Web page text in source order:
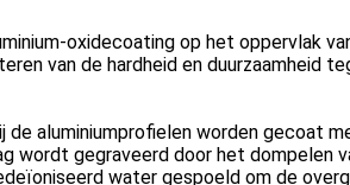
oxidecoating op het oppervlak
van de hardheid en duurzaamheid
de aluminiumprofielen worden gecoat
wordt gegraveerd door het dompelen
water gespoeld om de